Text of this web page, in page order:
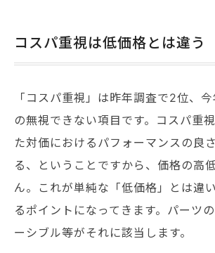
コスパ重視は低価格とは違う
「コスパ重視」は昨年調査で2位、
の無視できない項目です。コスパ重
た対価におけるパフォーマンスの良
る、ということですから、価格の高
ん。これが単純な「低価格」とは違
るポイントになってきます。パーツ
ーシブル等がそれに該当します。